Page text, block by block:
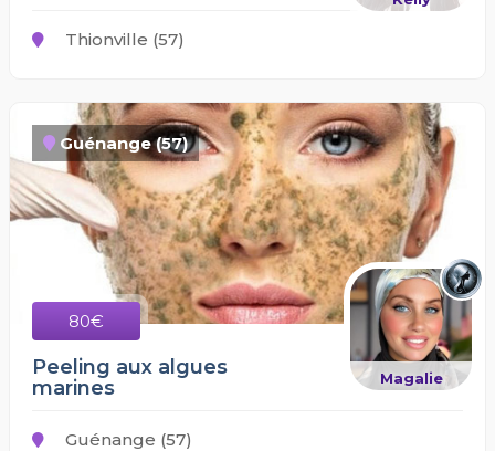
Thionville (57)
Guénange (57)
80€
Magalie
Peeling aux algues
marines
Guénange (57)